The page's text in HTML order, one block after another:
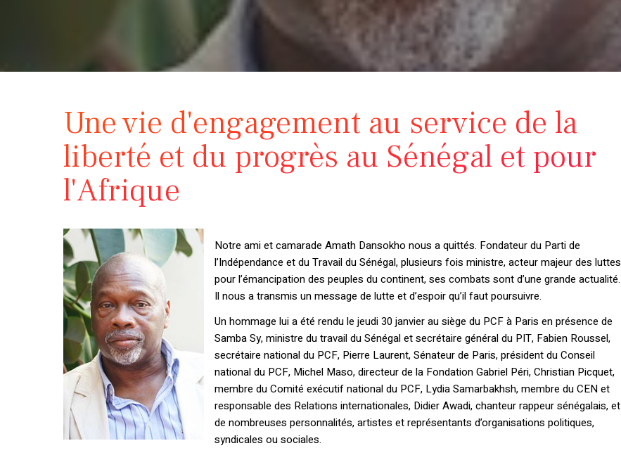
Une vie d'engagement au service de la
liberté et du progrès au Sénégal et pour
l'Afrique
Notre ami et camarade Amath Dansokho nous a quittés. Fondateur du Parti de
l’Indépendance et du Travail du Sénégal, plusieurs fois ministre, acteur majeur des luttes
pour l’émancipation des peuples du continent, ses combats sont d’une grande actualité.
Il nous a transmis un message de lutte et d’espoir qu’il faut poursuivre.
Un hommage lui a été rendu le jeudi 30 janvier au siège du PCF à Paris en présence de
Samba Sy, ministre du travail du Sénégal et secrétaire général du PIT, Fabien Roussel,
secrétaire national du PCF, Pierre Laurent, Sénateur de Paris, président du Conseil
national du PCF, Michel Maso, directeur de la Fondation Gabriel Péri, Christian Picquet,
membre du Comité exécutif national du PCF, Lydia Samarbakhsh, membre du CEN et
responsable des Relations internationales, Didier Awadi, chanteur rappeur sénégalais, et
de nombreuses personnalités, artistes et représentants d’organisations politiques,
syndicales ou sociales.